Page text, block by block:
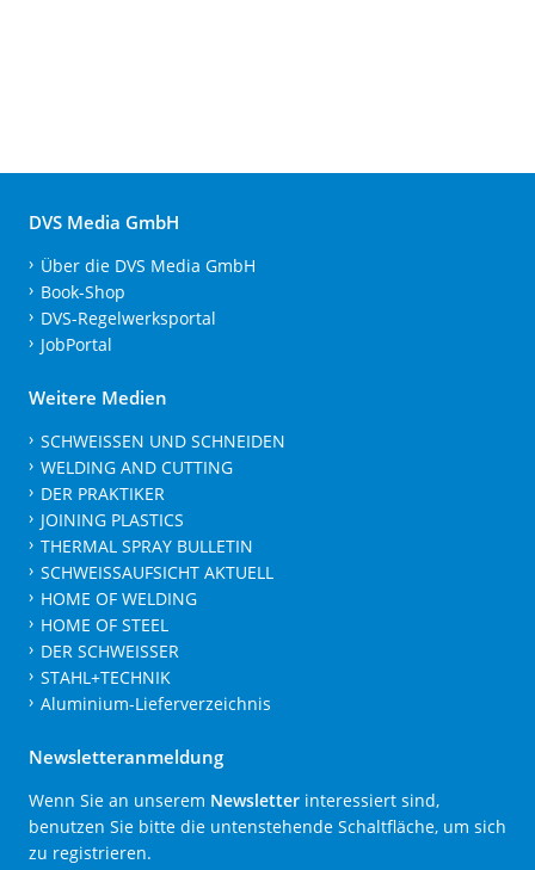
DVS Media GmbH
Über die DVS Media GmbH
Book-Shop
DVS-Regelwerksportal
JobPortal
Weitere Medien
SCHWEISSEN UND SCHNEIDEN
WELDING AND CUTTING
DER PRAKTIKER
JOINING PLASTICS
THERMAL SPRAY BULLETIN
SCHWEISSAUFSICHT AKTUELL
HOME OF WELDING
HOME OF STEEL
DER SCHWEISSER
STAHL+TECHNIK
Aluminium-Lieferverzeichnis
Newsletteranmeldung
Wenn Sie an unserem Newsletter interessiert sind,
benutzen Sie bitte die untenstehende Schaltfläche, um sich
zu registrieren.